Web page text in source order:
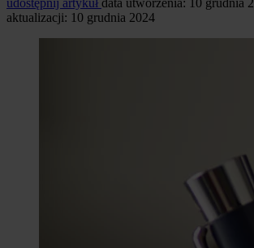
aktualizacji: 10 grudnia 2024